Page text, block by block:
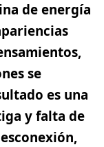
de energía
se
es una
y falta de